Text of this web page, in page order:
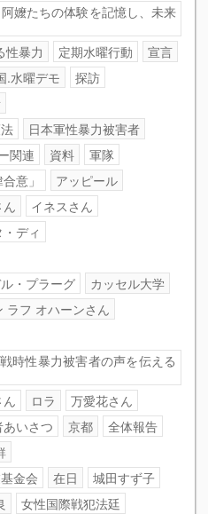
嬤たちの体験を記憶し、未来
性暴力 定期水曜行動
宣言
.水曜デモ
探訪
日本軍性暴力被害者
関連
資料
軍隊
合意」
アッピール
イネスさん
ディ
・プラーグ
カッセル大学
ラフ オハーンさん
時性暴力被害者の声を伝える
ん ロラ
万愛花さん
あいさつ 京都
全体報告
金会
在日
城田すず子
女性国際戦犯法廷